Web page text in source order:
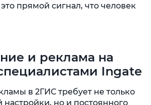
прямой сигнал, что человек
и реклама на
Ingate
в 2ГИС требует не только
настройки, но и постоянного